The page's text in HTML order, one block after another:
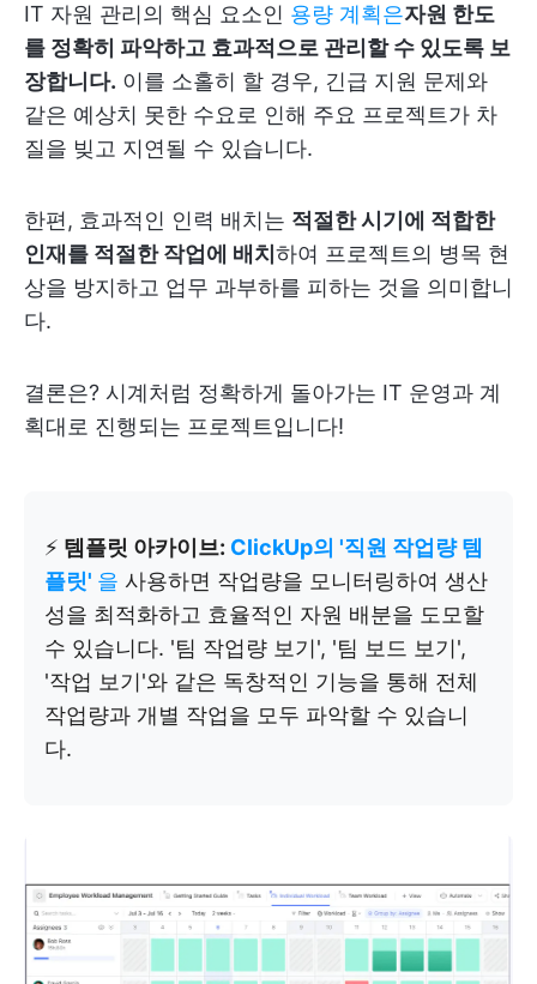
IT 자원 관리의 핵심 요소인 용량 계획은자원 한도
를 정확히 파악하고 효과적으로 관리할 수 있도록 보
장합니다. 이를 소홀히 할 경우, 긴급 지원 문제와
같은 예상치 못한 수요로 인해 주요 프로젝트가 차
질을 빚고 지연될 수 있습니다.
한편, 효과적인 인력 배치는 적절한 시기에 적합한
인재를 적절한 작업에 배치 하여 프로젝트의 병목 현
상을 방지하고 업무 과부하를 피하는 것을 의미합니
다.
결론은? 시계처럼 정확하게 돌아가는 IT 운영과 계
획대로 진행되는 프로젝트입니다!
⚡️ 템플릿 아카이브: ClickUp의 '직원 작업량 템
플릿' 을 사용하면 작업량을 모니터링하여 생산
성을 최적화하고 효율적인 자원 배분을 도모할
수 있습니다. '팀 작업량 보기', '팀 보드 보기',
'작업 보기'와 같은 독창적인 기능을 통해 전체
작업량과 개별 작업을 모두 파악할 수 있습니
다.